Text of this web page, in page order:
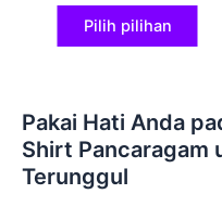
Pilih pilihan
Pakai Hati Anda
Shirt Pancaragam
Terunggul